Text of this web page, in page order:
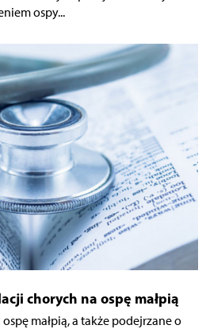
ospy...
chorych na ospę małpią
małpią, a także podejrzane o